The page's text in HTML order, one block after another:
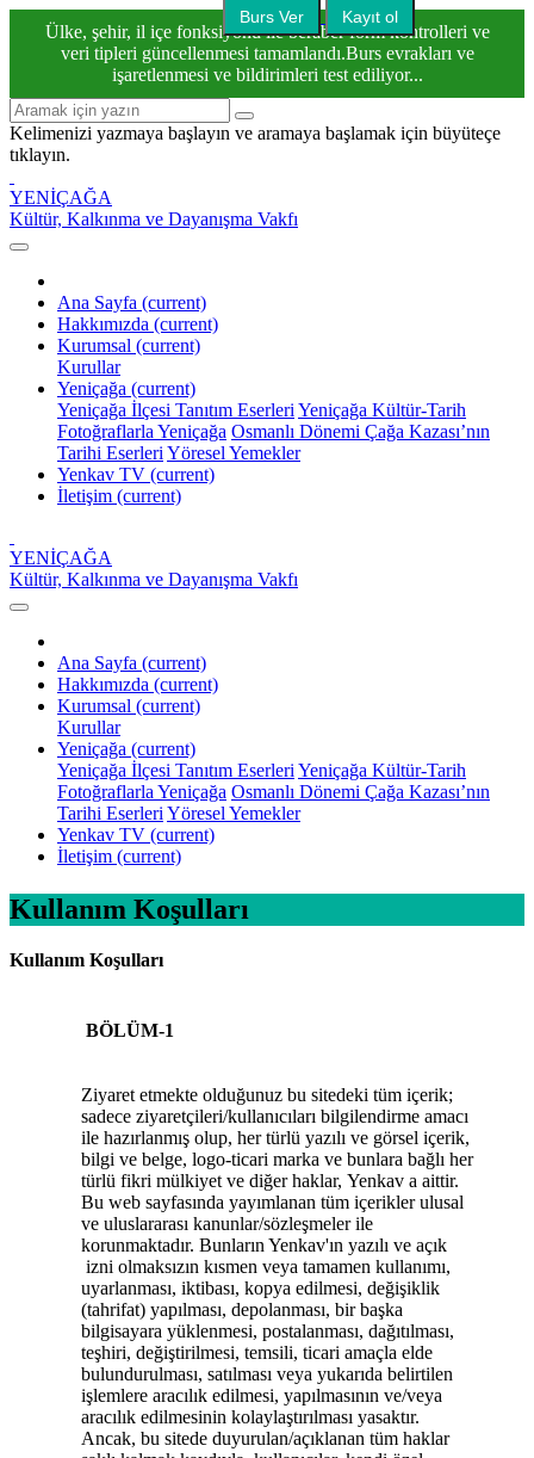
Ülke, şehir, il içe fonksiyonu ile beraber form kontrolleri ve
veri tipleri güncellenmesi tamamlandı.Burs evrakları ve
işaretlenmesi ve bildirimleri test ediliyor...
Kelimenizi yazmaya başlayın ve aramaya başlamak için büyüteçe
tıklayın.
Burs Ver Kayıt ol
YENİÇAĞA
Kültür, Kalkınma ve Dayanışma Vakfı
Ana Sayfa (current)
Hakkımızda (current)
Kurumsal (current)
Kurullar
Yeniçağa (current)
Yeniçağa İlçesi Tanıtım Eserleri Yeniçağa Kültür-Tarih
Fotoğraflarla Yeniçağa Osmanlı Dönemi Çağa Kazası’nın
Tarihi Eserleri Yöresel Yemekler
Yenkav TV (current)
İletişim (current)
YENİÇAĞA
Kültür, Kalkınma ve Dayanışma Vakfı
Ana Sayfa (current)
Hakkımızda (current)
Kurumsal (current)
Kurullar
Yeniçağa (current)
Yeniçağa İlçesi Tanıtım Eserleri Yeniçağa Kültür-Tarih
Fotoğraflarla Yeniçağa Osmanlı Dönemi Çağa Kazası’nın
Tarihi Eserleri Yöresel Yemekler
Yenkav TV (current)
İletişim (current)
Kullanım Koşulları
Kullanım Koşulları
BÖLÜM-1
Ziyaret etmekte olduğunuz bu sitedeki tüm içerik;
sadece ziyaretçileri/kullanıcıları bilgilendirme amacı
ile hazırlanmış olup, her türlü yazılı ve görsel içerik,
bilgi ve belge, logo-ticari marka ve bunlara bağlı her
türlü fikri mülkiyet ve diğer haklar, Yenkav a aittir.
Bu web sayfasında yayımlanan tüm içerikler ulusal
ve uluslararası kanunlar/sözleşmeler ile
korunmaktadır. Bunların Yenkav'ın yazılı ve açık
izni olmaksızın kısmen veya tamamen kullanımı,
uyarlanması, iktibası, kopya edilmesi, değişiklik
(tahrifat) yapılması, depolanması, bir başka
bilgisayara yüklenmesi, postalanması, dağıtılması,
teşhiri, değiştirilmesi, temsili, ticari amaçla elde
bulundurulması, satılması veya yukarıda belirtilen
işlemlere aracılık edilmesi, yapılmasının ve/veya
aracılık edilmesinin kolaylaştırılması yasaktır.
Ancak, bu sitede duyurulan/açıklanan tüm haklar